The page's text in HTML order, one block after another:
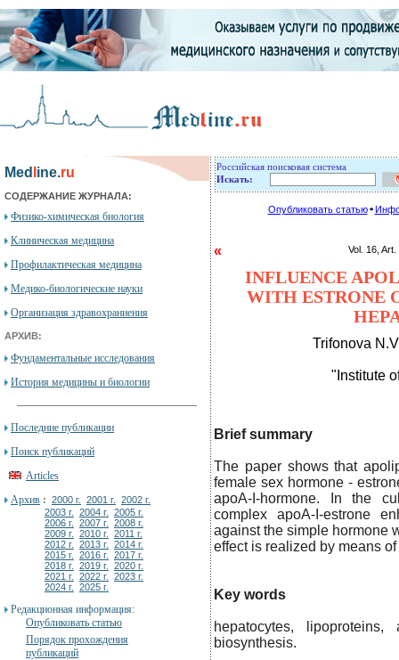
Med ine.ru
СОДЕРЖАНИЕ ЖУРНАЛА:
Физико-химическая биология
Клиническая медицина
Профилактическая медицина
Медико-биологические науки
Организация здравохраниения
АРХИВ:
Фундаментальные исследования
История медицины и биологии
Последние публикации
Поиск публикаций
Articles
Архив : 2000 г. 2001 г.
2002 г.
2003 г.
2004 г.
2005 г.
2006 г.
2007 г.
2008 г.
2009 г.
2010 г.
2011 г.
2012 г.
2013 г.
2014 г.
2015 г.
2016 г.
2017 г.
2018 г.
2019 г.
2020 г.
2021 г.
2022 г.
2023 г.
2024 г.
2025 г.
Редакционная информация:
Опубликовать статью
Порядок прохождения
публикаций
Российская поисковая система
Искать:
Опубликовать статью
« Vol. 16,
INFLUENCE
WITH ESTRONE
Trifonova
"Institute
Brief summary
The paper shows that
female sex hormone -
apoA-I-hormone. In the
complex apoA-I-estrone
against the simple hormone
effect is realized by means
Key words
hepatocytes,
biosynthesis.